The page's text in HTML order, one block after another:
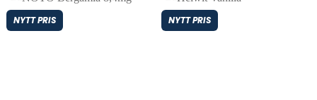
NYTT PRIS NYTT PRIS